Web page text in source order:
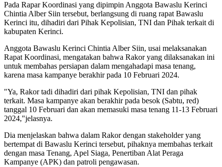
Pada Rapar Koordinasi yang dipimpin Anggota Bawaslu Kerinci
Chintia Alber Siin tersebut, berlangsung di ruang rapat Bawaslu
Kerinci itu, dihadiri dari Pihak Kepolisian, TNI dan Pihak terkait di
kabupaten Kerinci.
Anggota Bawaslu Kerinci Chintia Alber Siin, usai melaksanakan
Rapat Koordinasi, mengatakan bahwa Rakor yang dilaksanakan ini
untuk membahas persiapan dalam mengahadapi masa tenang,
karena masa kampanye berakhir pada 10 Februari 2024.
"Ya, Rakor tadi dihadiri dari pihak Kepolisian, TNI dan pihak
terkait. Masa kampanye akan berakhir pada besok (Sabtu, red)
tanggal 10 Februari dan akan memasuki masa tenang 11-13 Februari
2024,"jelasnya.
Dia menjelaskan bahwa dalam Rakor dengan stakeholder yang
bertempat di Bawaslu Kerinci tersebut, pihaknya membahas terkait
dengan masa Tenang, Apel Siaga, Penertiban Alat Peraga
Kampanye (APK) dan patroli pengawasan.